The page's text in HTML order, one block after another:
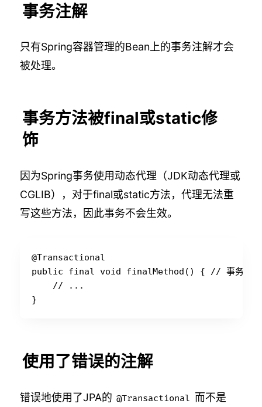
事务注解
只有Spring容器管理的Bean上的事务注解才会
被处理。
事务方法被final或static修
饰
因为Spring事务使用动态代理（JDK动态代理或
CGLIB），对于final或static方法，代理无法重
写这些方法，因此事务不会生效。
@Transactional
public final void finalMethod() { // 事务失效
    // ...
使用了错误的注解
错误地使用了JPA的 @Transactional 而不是